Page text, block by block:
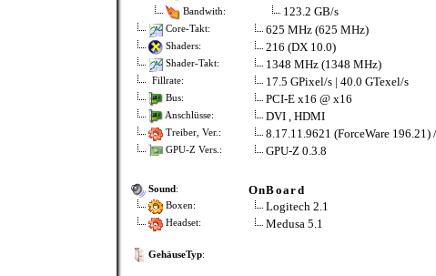
Bandwith: 123.2 GB/s
Core-Takt: 625 MHz (625 MHz)
Shaders: 216 (DX 10.0)
Shader-Takt: 1348 MHz (1348 MHz)
Fillrate: 17.5 GPixel/s | 40.0 GTexel/s
Bus: PCI-E x16 @ x16
Anschlüsse: DVI , HDMI
Treiber, Ver.: 8.17.11.9621 (ForceWare 196.21)
GPU-Z Vers.: GPU-Z 0.3.8
Sound: OnBoard
Boxen: Logitech 2.1
Headset: Medusa 5.1
GehäuseTyp: